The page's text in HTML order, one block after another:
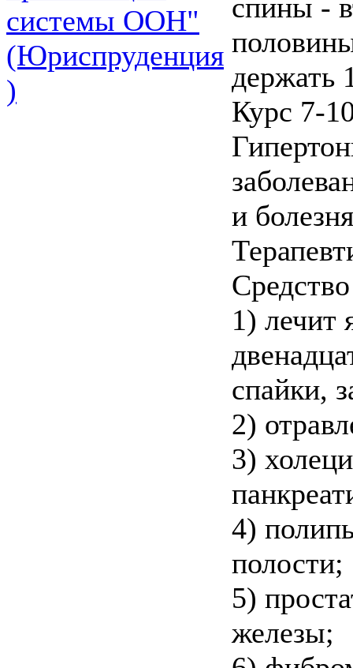
системы ООН"
(Юриспруденция
)
спины -
держать
Курс 7-
и
1) лечит
спайки,
2)
3)
4)
полости;
5)
железы;